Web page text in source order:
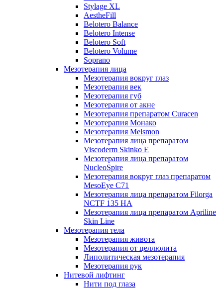
Stylage XL
AestheFill
Belotero Balance
Belotero Intense
Belotero Soft
Belotero Volume
Soprano
Мезотерапия лица
Мезотерапия вокруг глаз
Мезотерапия век
Мезотерапия губ
Мезотерапия от акне
Мезотерапия препаратом Curacen
Мезотерапия Монако
Мезотерапия Melsmon
Мезотерапия лица препаратом
Viscoderm Skinko E
Мезотерапия лица препаратом
NucleoSpire
Мезотерапия вокруг глаз препаратом
MesoEye С71
Мезотерапия лица препаратом Filorga
NCTF 135 HA
Мезотерапия лица препаратом Apriline
Skin Line
Мезотерапия тела
Мезотерапия живота
Мезотерапия от целлюлита
Липолитическая мезотерапия
Мезотерапия рук
Нитевой лифтинг
Нити под глаза